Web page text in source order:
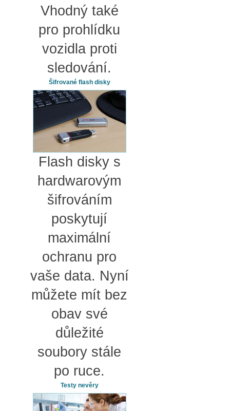
Vhodný také
pro prohlídku
vozidla proti
sledování.
Šifrované flash disky
Flash disky s
hardwarovým
šifrováním
poskytují
maximální
ochranu pro
vaše data. Nyní
můžete mít bez
obav své
důležité
soubory stále
po ruce.
Testy nevěry